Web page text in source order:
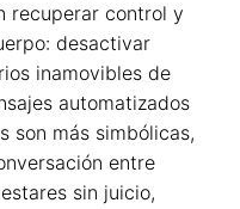
recuperar control y
desactivar
inamovibles de
automatizados
son más simbólicas,
entre
sin juicio,